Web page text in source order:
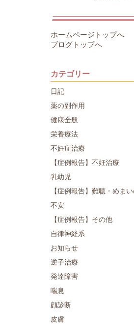
ホームページトップへ
ブログトップへ
カテゴリー
日記
薬の副作用
健康全般
栄養療法
不妊症治療
【症例報告】不妊治療
乳幼児
【症例報告】難聴・めま
不安
【症例報告】その他
自律神経系
お知らせ
逆子治療
発達障害
喘息
顔診断
皮膚